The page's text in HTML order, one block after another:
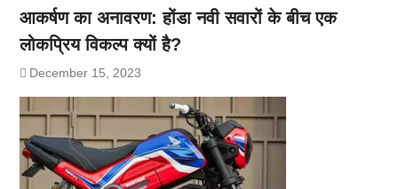
आकर्षण का अनावरण: होंडा नवी सवारों के बीच एक
लोकप्रिय विकल्प क्यों है?
December 15, 2023